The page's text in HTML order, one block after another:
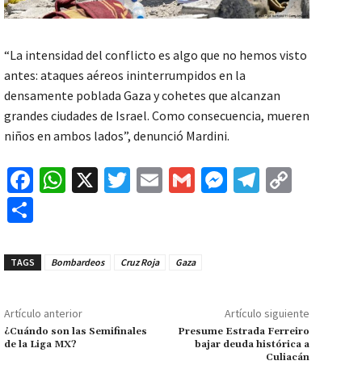
“La intensidad del conflicto es algo que no hemos visto
antes: ataques aéreos ininterrumpidos en la
densamente poblada Gaza y cohetes que alcanzan
grandes ciudades de Israel. Como consecuencia, mueren
niños en ambos lados”, denunció Mardini.
Fa
o
k
W
sA
p
X
T
er
E
G
l
M
r
Te
n
k
m
ar
tir
TAGS Bombardeos Cruz Roja Gaza
Artículo anterior
¿Cuándo son las Semifinales
de la Liga MX?
Artículo siguiente
Presume Estrada Ferreiro
bajar deuda histórica a
Culiacán